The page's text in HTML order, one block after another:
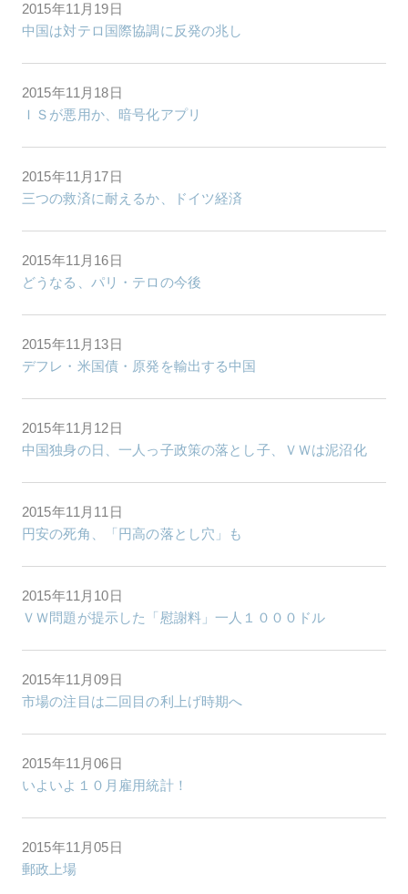
2015年11月19日
中国は対テロ国際協調に反発の兆し
2015年11月18日
ＩＳが悪用か、暗号化アプリ
2015年11月17日
三つの救済に耐えるか、ドイツ経済
2015年11月16日
どうなる、パリ・テロの今後
2015年11月13日
デフレ・米国債・原発を輸出する中国
2015年11月12日
中国独身の日、一人っ子政策の落とし子、ＶＷは泥沼化
2015年11月11日
円安の死角、「円高の落とし穴」も
2015年11月10日
ＶＷ問題が提示した「慰謝料」一人１０００ドル
2015年11月09日
市場の注目は二回目の利上げ時期へ
2015年11月06日
いよいよ１０月雇用統計！
2015年11月05日
郵政上場